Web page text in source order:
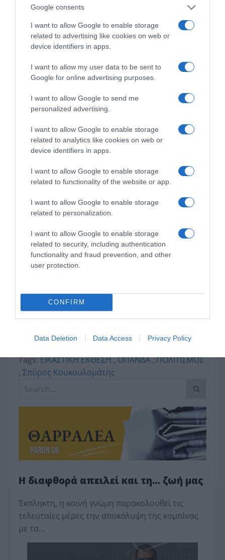
Google consents
I want to allow Google to enable storage
related to advertising like cookies on web or
device identifiers in apps.
I want to allow my user data to be sent to
Google for online advertising purposes.
I want to allow Google to send me
personalized advertising.
I want to allow Google to enable storage
related to analytics like cookies on web or
device identifiers in apps.
I want to allow Google to enable storage
related to functionality of the website or app.
I want to allow Google to enable storage
related to personalization.
I want to allow Google to enable storage
related to security, including authentication
functionality and fraud prevention, and other
user protection.
CONFIRM
Data Deletion Data Access Privacy Policy
που Ανακάτεψε την
Ελληνικών Media
ΤΣΟΥΝΑΜΙ ψηφιακής οργής… συμπαρασύρει την
εκλογές στο Μαξίμου
Κανονικός Αύγουστος
με δυνατούς βοριάδες
και σταδιακή άνοδο
της θερμοκρασίας
Facebook
LinkedIn
Tags:ΕΙΚΑΣΤΙΚΗ ΕΚΘΕΣΗ,ΟΠΑΝΔΑ,ΠΟΛΙΤΙΣΜΟΣ
,Σπύρος Κουκουλομάτης
Η διαφθορά απειλεί και τη… ζωή μας
Έκπληκτη, η κοινή γνώμη παρακολουθεί τις
τελευταίες μέρες την αποκάλυψη της κο­μπίνας
με τα…